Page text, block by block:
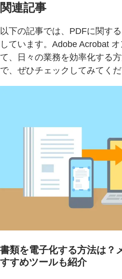
関連記事
以下の記事では、PDFに関す
しています。Adobe Acrobat
て、日々の業務を効率化する
で、ぜひチェックしてみてくだ
書類を電子化する方法は？
すすめツールも紹介